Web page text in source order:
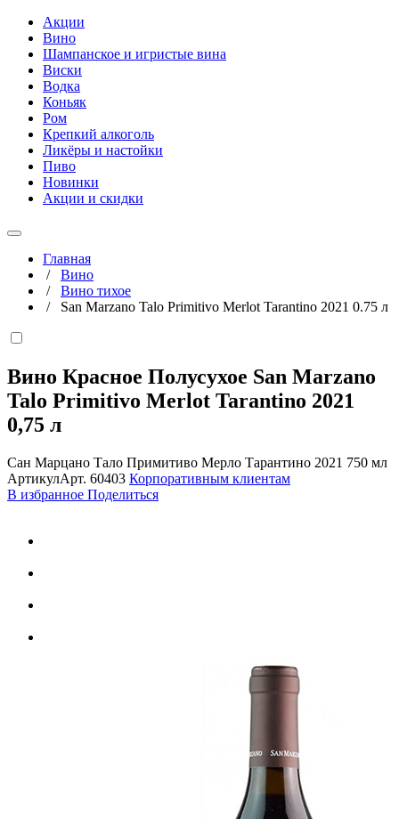
Акции
Вино
Шампанское и игристые вина
Виски
Водка
Коньяк
Ром
Крепкий алкоголь
Ликёры и настойки
Пиво
Новинки
Акции и скидки
Главная
/ Вино
/ Вино тихое
/ San Marzano Talo Primitivo Merlot Tarantino 2021 0.75 л
Вино Красное Полусухое San Marzano
Talo Primitivo Merlot Tarantino 2021
0,75 л
Сан Марцано Тало Примитиво Мерло Тарантино 2021 750 мл
АртикулАрт. 60403 Корпоративным клиентам
В избранное Поделиться